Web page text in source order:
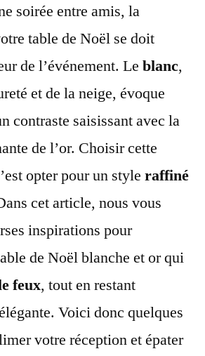
soirée entre amis, la
table de Noël se doit
de l’événement. Le blanc,
et de la neige, évoque
contraste saisissant avec la
de l’or. Choisir cette
opter pour un style raffiné
cet article, nous vous
inspirations pour
de Noël blanche et or qui
feux, tout en restant
Voici donc quelques
votre réception et épater